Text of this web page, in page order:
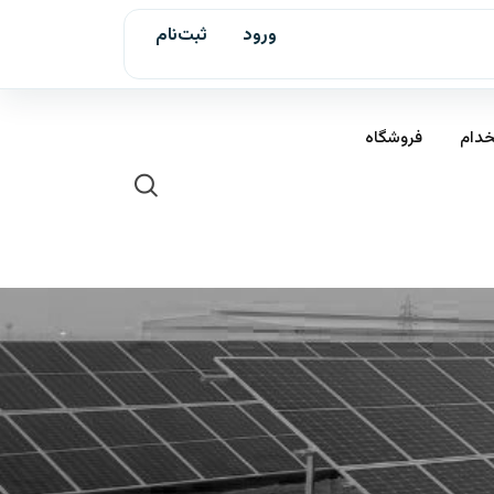
ورود ثبت‌نام
فروشگاه